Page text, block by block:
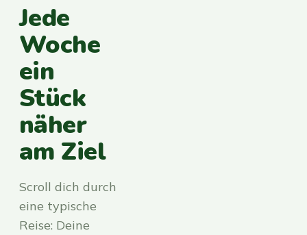
Jede
Woche
ein
Stück
näher
am Ziel
Scroll dich durch
eine typische
Reise: Deine